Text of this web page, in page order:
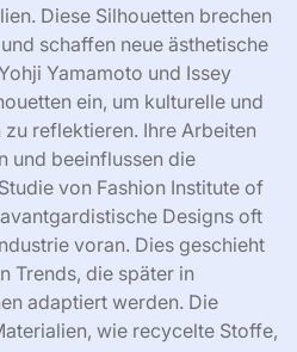
Diese Silhouetten brechen
schaffen neue ästhetische
Yamamoto und Issey
ein, um kulturelle und
reflektieren. Ihre Arbeiten
und beeinflussen die
von Fashion Institute of
Designs oft
voran. Dies geschieht
Trends, die später in
adaptiert werden. Die
wie recycelte Stoffe,